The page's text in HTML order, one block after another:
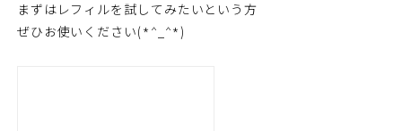
まずはレフィルを試してみたいという方
ぜひお使いください(*^_^*)